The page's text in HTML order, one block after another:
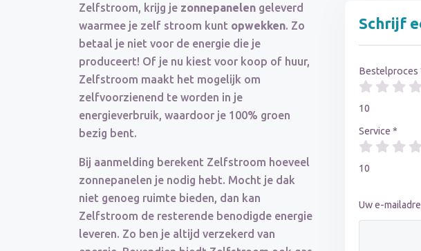
Zelfstroom, krijg je zonnepanelen geleverd
waarmee je zelf stroom kunt opwekken. Zo
betaal je niet voor de energie die je
produceert! Of je nu kiest voor koop of huur,
Zelfstroom maakt het mogelijk om
zelfvoorzienend te worden in je
energieverbruik, waardoor je 100% groen
bezig bent.
Bij aanmelding berekent Zelfstroom hoeveel
zonnepanelen je nodig hebt. Mocht je dak
niet genoeg ruimte bieden, dan kan
Zelfstroom de resterende benodigde energie
leveren. Zo ben je altijd verzekerd van
Schrijf
Bestelproces
10
Service *
10
Uw e-